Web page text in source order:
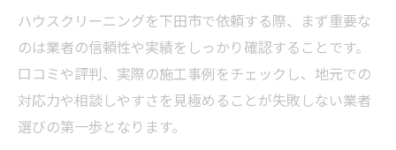
無駄のないハウスクリーニング依頼術
追加料金を防ぐ見積もり確認のコツ
コスパを高めるサービスの選び方
こだわり派が知っておきたい清掃サービス事情
ハウスクリーニングで重視すべき作業内容
ハウスクリーニングを下田市で依頼する際、まず重要な
のは業者の信頼性や実績をしっかり確認することです。
口コミや評判、実際の施工事例をチェックし、地元での
対応力や相談しやすさを見極めることが失敗しない業者
選びの第一歩となります。